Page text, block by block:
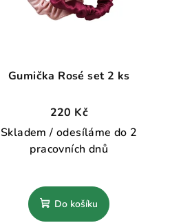
Gumička Rosé set 2 ks
220 Kč
Skladem / odesíláme do 2
pracovních dnů
Do košíku